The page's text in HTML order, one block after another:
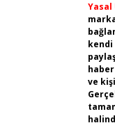
Yasal
kendi
ve